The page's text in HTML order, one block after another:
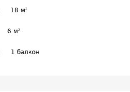
18 м²
6 м²
1 балкон